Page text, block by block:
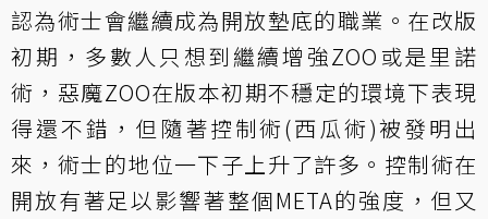
認為術士會繼續成為開放墊底的職業。在改版
初期，多數人只想到繼續增強ZOO或是里諾
術，惡魔ZOO在版本初期不穩定的環境下表現
得還不錯，但隨著控制術(西瓜術)被發明出
來，術士的地位一下子上升了許多。控制術在
開放有著足以影響著整個META的強度，但又